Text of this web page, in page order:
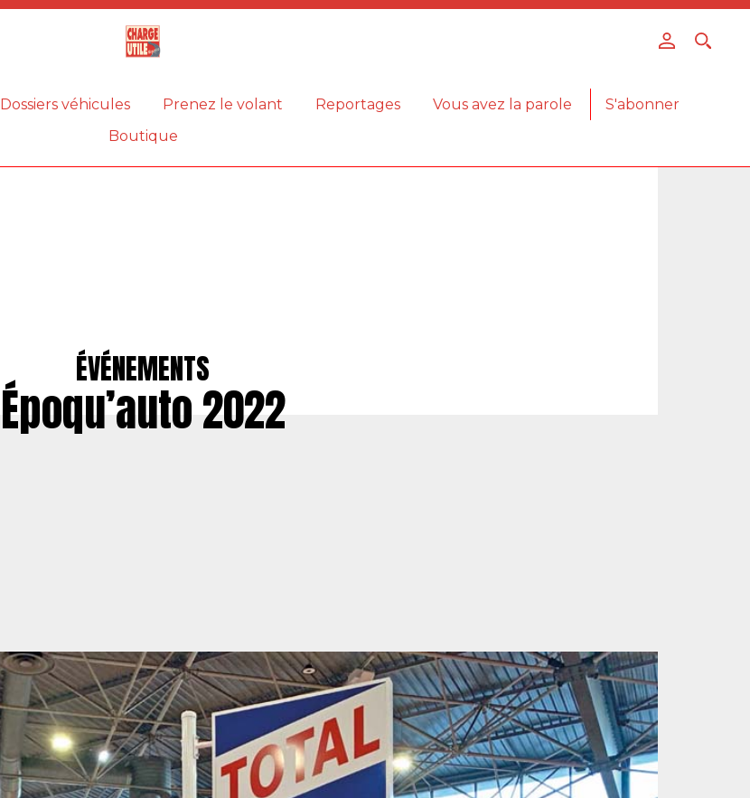
Dossiers véhicules Prenez le volant Reportages Vous avez la parole
S'abonner
Boutique
ÉVÉNEMENTS
Époqu’auto 2022